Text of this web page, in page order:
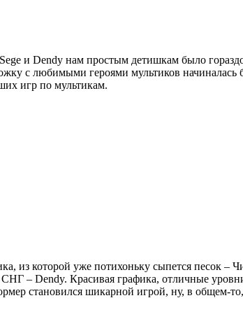
и Dendy нам простым детишкам было
с любимыми героями мультиков
игр по мультикам.
из которой уже потихоньку сыпется песок
– Dendy. Красивая графика, отличные
становился шикарной игрой, ну, в общем-